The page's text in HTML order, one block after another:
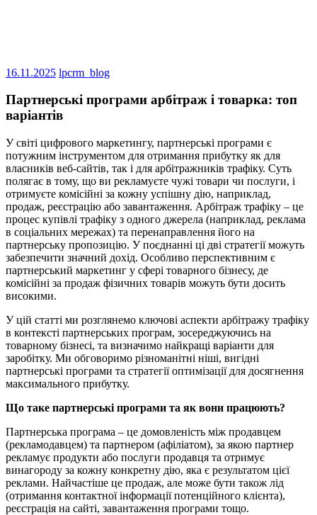
16.11.2025 lpcrm_blog
Партнерські програми арбітраж і товарка: топ
варіантів
У світі цифрового маркетингу, партнерські програми є
потужним інструментом для отримання прибутку як для
власників веб-сайтів, так і для арбітражників трафіку. Суть
полягає в тому, що ви рекламуєте чужі товари чи послуги, і
отримуєте комісійні за кожну успішну дію, наприклад,
продаж, реєстрацію або завантаження. Арбітраж трафіку – це
процес купівлі трафіку з одного джерела (наприклад, реклама
в соціальних мережах) та перенаправлення його на
партнерську пропозицію. У поєднанні ці дві стратегії можуть
забезпечити значний дохід. Особливо перспективним є
партнерський маркетинг у сфері товарного бізнесу, де
комісійні за продаж фізичних товарів можуть бути досить
високими.
У цій статті ми розглянемо ключові аспекти арбітражу трафіку
в контексті партнерських програм, зосереджуючись на
товарному бізнесі, та визначимо найкращі варіанти для
заробітку. Ми обговоримо різноманітні ніші, вигідні
партнерські програми та стратегії оптимізації для досягнення
максимального прибутку.
Що таке партнерські програми та як вони працюють?
Партнерська програма – це домовленість між продавцем
(рекламодавцем) та партнером (афіліатом), за якою партнер
рекламує продукти або послуги продавця та отримує
винагороду за кожну конкретну дію, яка є результатом цієї
реклами. Найчастіше це продаж, але може бути також лід
(отримання контактної інформації потенційного клієнта),
реєстрація на сайті, завантаження програми тощо.